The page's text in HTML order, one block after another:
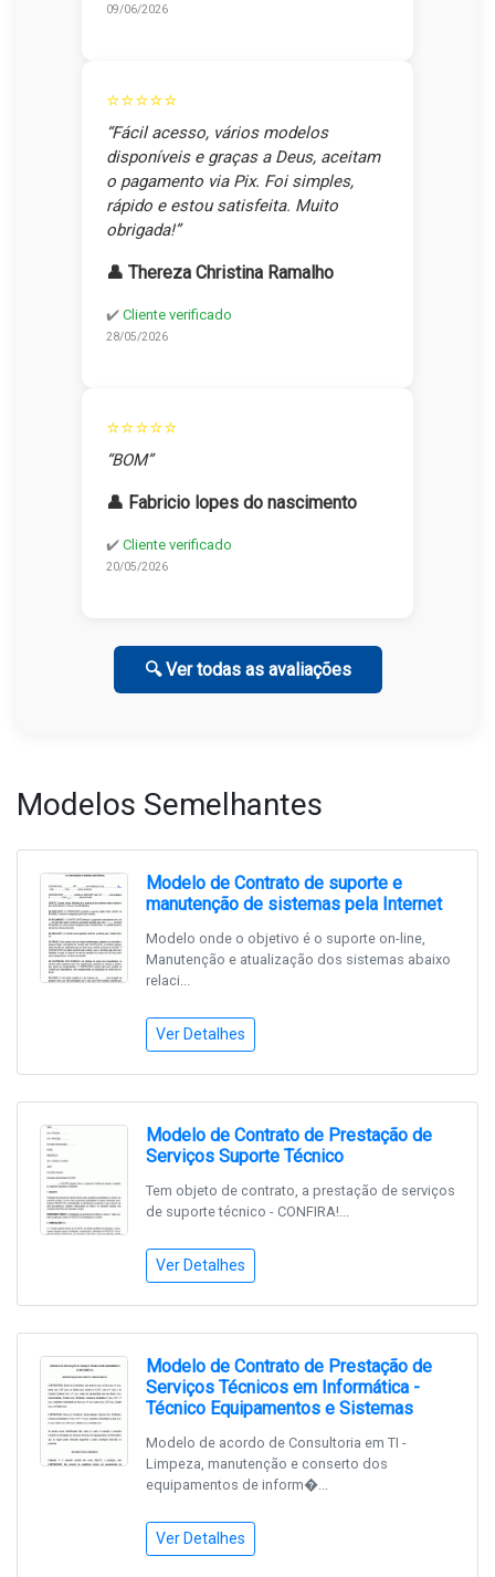
09/06/2026
⭐⭐⭐⭐⭐
“Fácil acesso, vários modelos
disponíveis e graças a Deus, aceitam
o pagamento via Pix. Foi simples,
rápido e estou satisfeita. Muito
obrigada!”
👤 Thereza Christina Ramalho
✔️ Cliente verificado
28/05/2026
⭐⭐⭐⭐⭐
“BOM”
👤 Fabricio lopes do nascimento
✔️ Cliente verificado
20/05/2026
🔍 Ver todas as avaliações
Modelos Semelhantes
Modelo de Contrato de suporte e
manutenção de sistemas pela Internet
Modelo onde o objetivo é o suporte on-line,
Manutenção e atualização dos sistemas abaixo
relaci...
Ver Detalhes
Modelo de Contrato de Prestação de
Serviços Suporte Técnico
Tem objeto de contrato, a prestação de serviços
de suporte técnico - CONFIRA!...
Ver Detalhes
Modelo de Contrato de Prestação de
Serviços Técnicos em Informática -
Técnico Equipamentos e Sistemas
Modelo de acordo de Consultoria em TI -
Limpeza, manutenção e conserto dos
equipamentos de inform�...
Ver Detalhes